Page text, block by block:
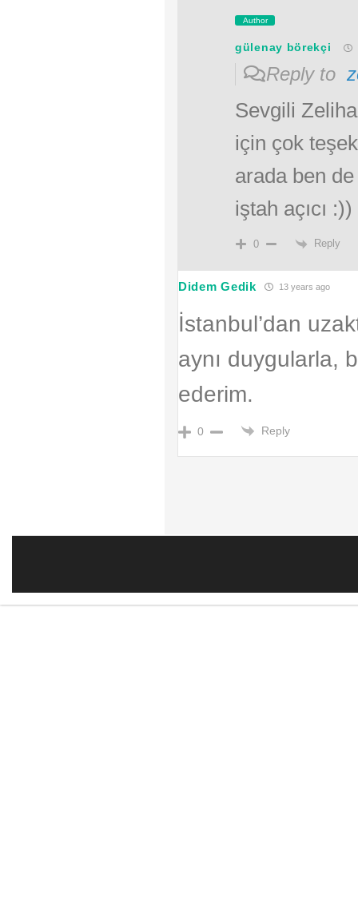
Author
gülenay börekçi
Reply to
Sevgili
için çok
arada ben
iştah açıcı
0 Reply
Didem Gedik 13 years ago
İstanbul’dan
aynı duygularla,
ederim.
0 Reply